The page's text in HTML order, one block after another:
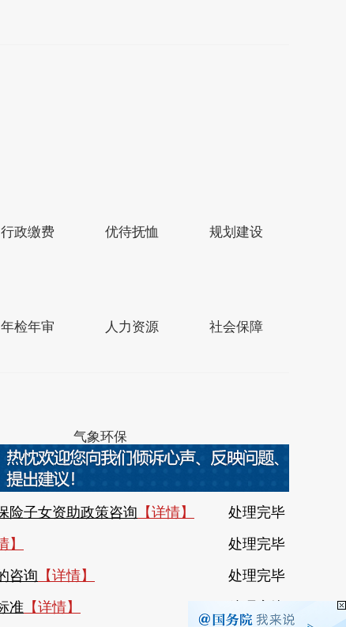
行政缴费 优待抚恤 规划建设
年检年审 人力资源 社会保障
气象环保
社会保险 机构名录